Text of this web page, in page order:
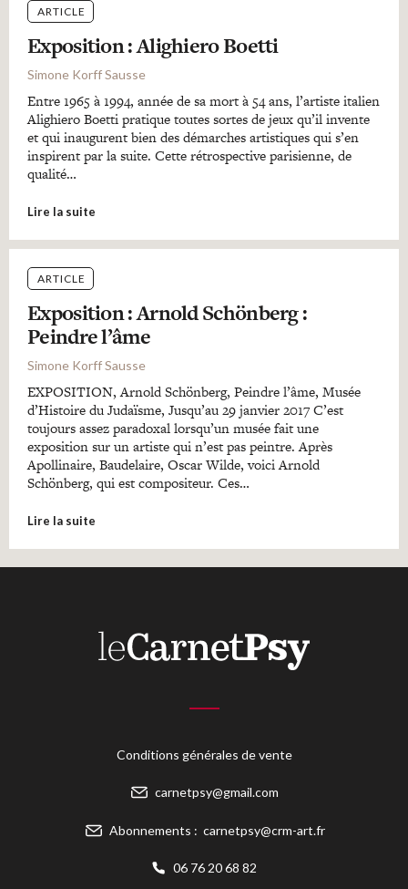
ARTICLE
Exposition : Alighiero Boetti
Simone Korff Sausse
Entre 1965 à 1994, année de sa mort à 54 ans, l’artiste italien
Alighiero Boetti pratique toutes sortes de jeux qu’il invente
et qui inaugurent bien des démarches artistiques qui s’en
inspirent par la suite. Cette rétrospective parisienne, de
qualité…
Lire la suite
ARTICLE
Exposition : Arnold Schönberg :
Peindre l’âme
Simone Korff Sausse
EXPOSITION, Arnold Schönberg, Peindre l’âme, Musée
d’Histoire du Judaïsme, Jusqu’au 29 janvier 2017 C’est
toujours assez paradoxal lorsqu’un musée fait une
exposition sur un artiste qui n’est pas peintre. Après
Apollinaire, Baudelaire, Oscar Wilde, voici Arnold
Schönberg, qui est compositeur. Ces…
Lire la suite
Conditions générales de vente
carnetpsy@gmail.com
Abonnements : carnetpsy@crm-art.fr
06 76 20 68 82